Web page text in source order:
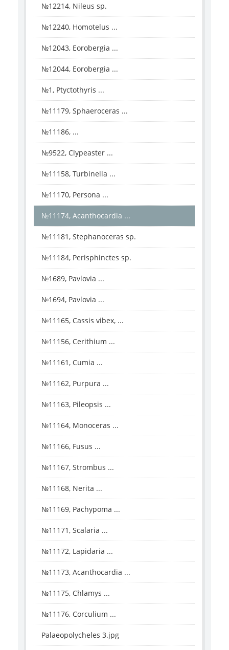
№12214, Nileus sp.
№12240, Homotelus ...
№12043, Eorobergia ...
№12044, Eorobergia ...
№1, Ptyctothyris ...
№11179, Sphaeroceras ...
№11186, ...
№9522, Clypeaster ...
№11158, Turbinella ...
№11170, Persona ...
№11174, Acanthocardia ...
№11181, Stephanoceras sp.
№11184, Perisphinctes sp.
№1689, Pavlovia ...
№1694, Pavlovia ...
№11165, Cassis vibex, ...
№11156, Cerithium ...
№11161, Cumia ...
№11162, Purpura ...
№11163, Pileopsis ...
№11164, Monoceras ...
№11166, Fusus ...
№11167, Strombus ...
№11168, Nerita ...
№11169, Pachypoma ...
№11171, Scalaria ...
№11172, Lapidaria ...
№11173, Acanthocardia ...
№11175, Chlamys ...
№11176, Corculium ...
Palaeopolycheles 3.jpg